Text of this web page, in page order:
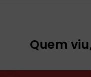
Quem